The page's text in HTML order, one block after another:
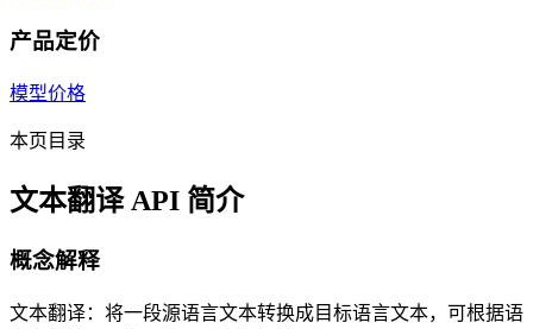
产品定价
模型价格
本页目录
文本翻译 API 简介
概念解释
文本翻译：将一段源语言文本转换成目标语言文本，可根据语